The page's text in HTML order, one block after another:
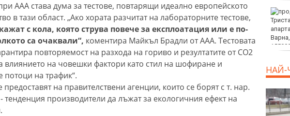
ААА става дума за тестове, повтарящи идеално европейското
в тази област. „Ако хората разчитат на лабораторните тестове,
с кола, която струва повече за експлоатация или е по-
са очаквали“, коментира Майкъл Брадли от ААА. Тестовата
повторяемост на разхода на гориво и резултатите от CO2
на човешки фактори като стил на шофиране и
на трафик“.
предоставят на правителствени агенции, които се борят с т. нар.
тенденция производители да лъжат за екологичния ефект на
Илиан Илиев: Трудно
мога да си обясня този
срив за 8 минути
НАЙ-